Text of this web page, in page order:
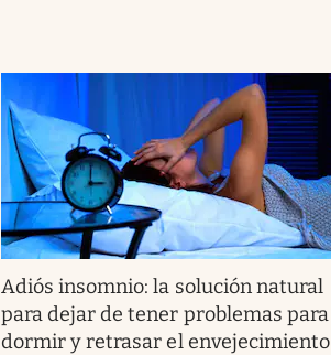
Adiós insomnio: la solución natural
para dejar de tener problemas para
dormir y retrasar el envejecimiento